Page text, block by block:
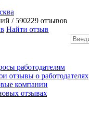
219538 компаний / 590229 отзывов
Найти отзыв
Задавайте вопросы работодателям
Оставляйте свои отзывы о работодателях
новые компании
о новых отзывах